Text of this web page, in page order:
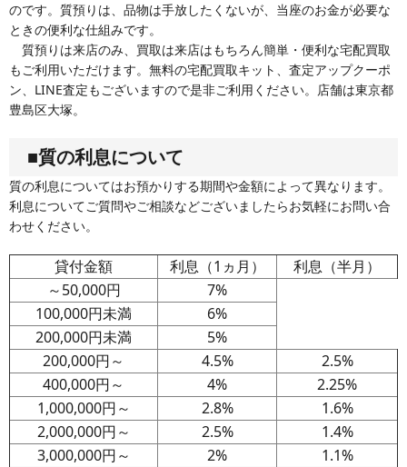
のです。質預りは、品物は手放したくないが、当座のお金が必要な
ときの便利な仕組みです。
質預りは来店のみ、買取は来店はもちろん簡単・便利な宅配買取
もご利用いただけます。無料の宅配買取キット、査定アップクーポ
ン、LINE査定もございますので是非ご利用ください。店舗は東京都
豊島区大塚。
■質の利息について
質の利息についてはお預かりする期間や金額によって異なります。
利息についてご質問やご相談などございましたらお気軽にお問い合
わせください。
貸付金額 利息（1ヵ月）
利息（半月）
～50,000円
7%
100,000円未満
6%
200,000円未満
5%
200,000円～
4.5%
2.5%
400,000円～
4%
2.25%
1,000,000円～
2.8%
1.6%
2,000,000円～
2.5%
1.4%
3,000,000円～
2%
1.1%